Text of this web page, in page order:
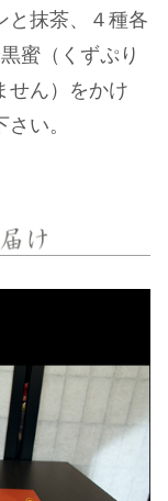
と抹茶、４種各
蜜（くずぷり
せん）をかけ
い。